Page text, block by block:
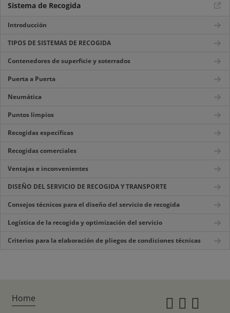
Sistema de Recogida
Introducción
TIPOS DE SISTEMAS DE RECOGIDA
Contenedores de superficie y soterrados
Puerta a Puerta
Neumática
Puntos limpios
Recogidas específicas
Recogidas comerciales
Ventajas e inconvenientes
DISEÑO DEL SERVICIO DE RECOGIDA Y TRANSPORTE
Consejos técnicos para el diseño del servicio de recogida
Logística de la recogida y optimización del servicio
Criterios para la elaboración de pliegos de condiciones técnicas
Home